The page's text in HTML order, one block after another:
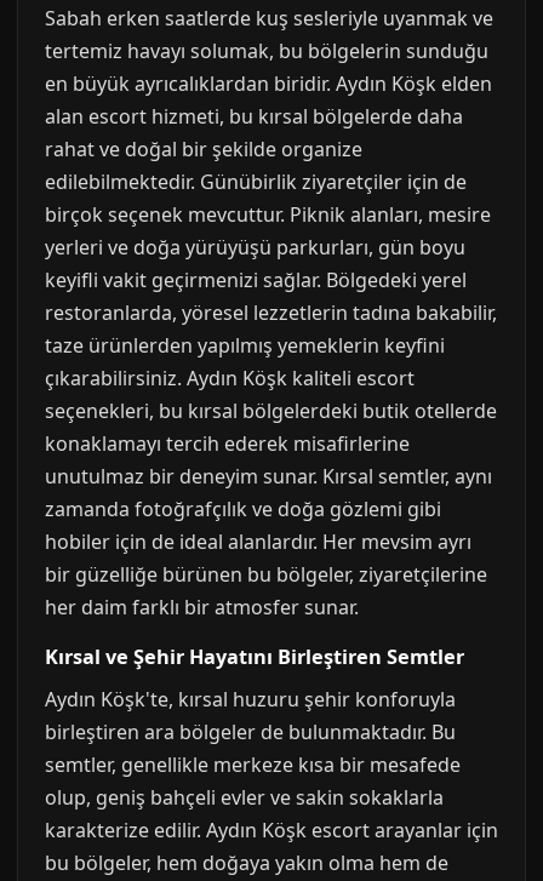
Sabah erken saatlerde kuş sesleriyle uyanmak ve
tertemiz havayı solumak, bu bölgelerin sunduğu
en büyük ayrıcalıklardan biridir. Aydın Köşk elden
alan escort hizmeti, bu kırsal bölgelerde daha
rahat ve doğal bir şekilde organize
edilebilmektedir. Günübirlik ziyaretçiler için de
birçok seçenek mevcuttur. Piknik alanları, mesire
yerleri ve doğa yürüyüşü parkurları, gün boyu
keyifli vakit geçirmenizi sağlar. Bölgedeki yerel
restoranlarda, yöresel lezzetlerin tadına bakabilir,
taze ürünlerden yapılmış yemeklerin keyfini
çıkarabilirsiniz. Aydın Köşk kaliteli escort
seçenekleri, bu kırsal bölgelerdeki butik otellerde
konaklamayı tercih ederek misafirlerine
unutulmaz bir deneyim sunar. Kırsal semtler, aynı
zamanda fotoğrafçılık ve doğa gözlemi gibi
hobiler için de ideal alanlardır. Her mevsim ayrı
bir güzelliğe bürünen bu bölgeler, ziyaretçilerine
her daim farklı bir atmosfer sunar.
Kırsal ve Şehir Hayatını Birleştiren Semtler
Aydın Köşk'te, kırsal huzuru şehir konforuyla
birleştiren ara bölgeler de bulunmaktadır. Bu
semtler, genellikle merkeze kısa bir mesafede
olup, geniş bahçeli evler ve sakin sokaklarla
karakterize edilir. Aydın Köşk escort arayanlar için
bu bölgeler, hem doğaya yakın olma hem de